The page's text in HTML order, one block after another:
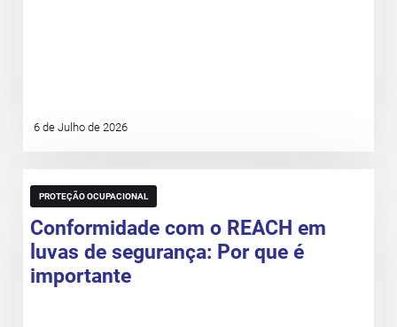
6 de Julho de 2026
PROTEÇÃO OCUPACIONAL
Conformidade com o REACH em
luvas de segurança: Por que é
importante